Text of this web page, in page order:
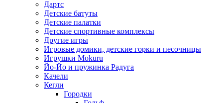
Дартс
Детские батуты
Детские палатки
Детские спортивные комплексы
Другие игры
Игровые домики, детские горки и песочницы
Игрушки Mokuru
Йо-Йо и пружинка Радуга
Качели
Кегли
Городки